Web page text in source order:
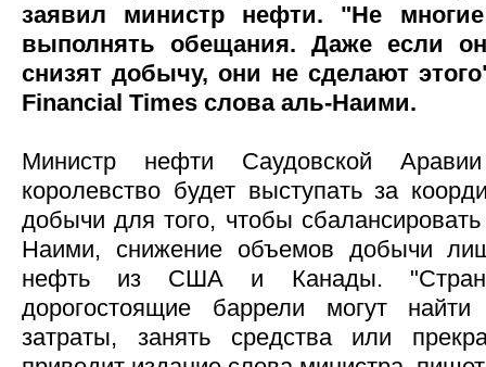
заявил министр нефти. "Не
выполнять обещания. Даже если
снизят добычу, они не сделают
Financial Times слова аль-Наими.
Министр нефти Саудовской
королевство будет выступать за
добычи для того, чтобы
Наими, снижение объемов добычи
нефть из США и Канады.
дорогостоящие баррели могут
затраты, занять средства или